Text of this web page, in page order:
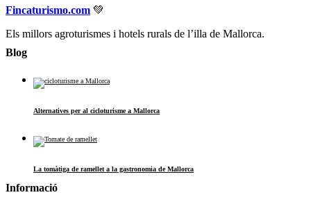
Fincaturismo.com 💚
Els millors agroturismes i hotels rurals de l’illa de Mallorca.
Blog
Alternatives per al cicloturisme a Mallorca
La tomàtiga de ramellet a la gastronomia de Mallorca
Informació